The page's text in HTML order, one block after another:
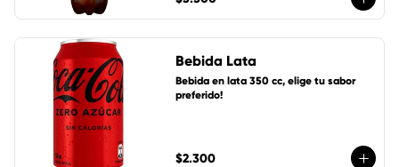
Bebida Lata
Bebida en lata 350 cc, elige tu sabor
preferido!
$2.300